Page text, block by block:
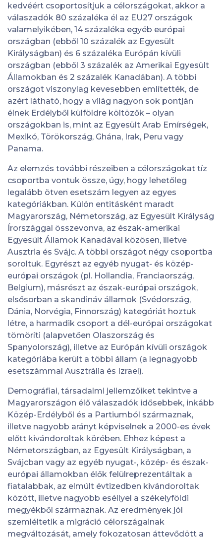
kedvéért csoportosítjuk a célországokat, akkor a
válaszadók 80 százaléka él az EU27 országok
valamelyikében, 14 százaléka egyéb európai
országban (ebből 10 százalék az Egyesült
Királyságban) és 6 százaléka Európán kívüli
országban (ebből 3 százalék az Amerikai Egyesült
Államokban és 2 százalék Kanadában). A többi
országot viszonylag kevesebben említették, de
azért látható, hogy a világ nagyon sok pontján
élnek Erdélyből külföldre költözők – olyan
országokban is, mint az Egyesült Arab Emírségek,
Mexikó, Törökország, Ghána, Irak, Peru vagy
Panama.
Az elemzés további részeiben a célországokat tíz
csoportba vontuk össze, úgy, hogy lehetőleg
legalább ötven esetszám legyen az egyes
kategóriákban. Külön entitásként maradt
Magyarország, Németország, az Egyesült Királyság
Írországgal összevonva, az észak-amerikai
Egyesült Államok Kanadával közösen, illetve
Ausztria és Svájc. A többi országot négy csoportba
soroltuk. Egyrészt az egyéb nyugat- és közép-
európai országok (pl. Hollandia, Franciaország,
Belgium), másrészt az észak-európai országok,
elsősorban a skandináv államok (Svédország,
Dánia, Norvégia, Finnország) kategóriát hoztuk
létre, a harmadik csoport a dél-európai országokat
tömöríti (alapvetően Olaszország és
Spanyolország), illetve az Európán kívüli országok
kategóriába került a többi állam (a legnagyobb
esetszámmal Ausztrália és Izrael).
Demográfiai, társadalmi jellemzőiket tekintve a
Magyarországon élő válaszadók idősebbek, inkább
Közép-Erdélyből és a Partiumból származnak,
illetve nagyobb arányt képviselnek a 2000-es évek
előtt kivándoroltak körében. Ehhez képest a
Németországban, az Egyesült Királyságban, a
Svájcban vagy az egyéb nyugat-, közép- és észak-
európai államokban élők felülreprezentáltak a
fiatalabbak, az elmúlt évtizedben kivándoroltak
között, illetve nagyobb eséllyel a székelyföldi
megyékből származnak. Az eredmények jól
szemléltetik a migráció célországainak
megváltozását, amely fokozatosan áttevődött a